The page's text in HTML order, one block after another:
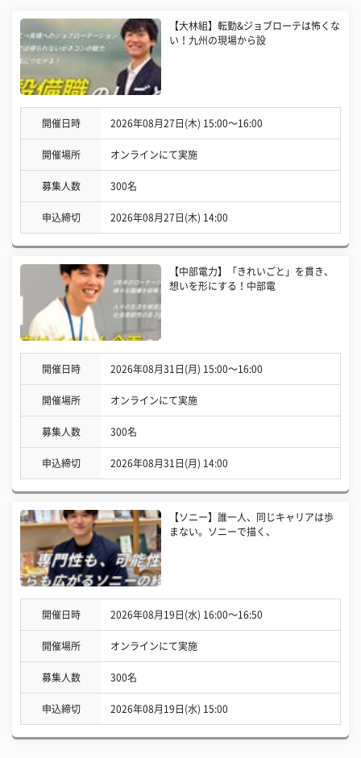
【大林組】転勤&ジョブローテは怖くな
い！九州の現場から設
開催日時 2026年08月27日(木) 15:00〜16:00
開催場所 オンラインにて実施
募集人数 300名
申込締切 2026年08月27日(木) 14:00
【中部電力】「きれいごと」を貫き、
想いを形にする！中部電
開催日時 2026年08月31日(月) 15:00〜16:00
開催場所 オンラインにて実施
募集人数 300名
申込締切 2026年08月31日(月) 14:00
【ソニー】誰一人、同じキャリアは歩
まない。ソニーで描く、
開催日時 2026年08月19日(水) 16:00〜16:50
開催場所 オンラインにて実施
募集人数 300名
申込締切 2026年08月19日(水) 15:00